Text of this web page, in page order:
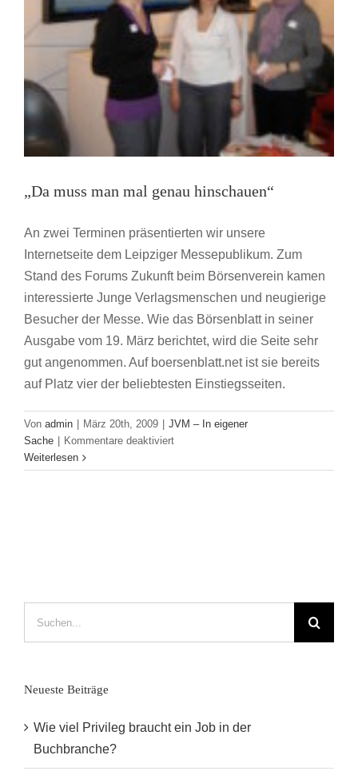
„Da muss man mal genau hinschauen“
An zwei Terminen präsentierten wir unsere
Internetseite dem Leipziger Messepublikum. Zum
Stand des Forums Zukunft beim Börsenverein kamen
interessierte Junge Verlagsmenschen und neugierige
Besucher der Messe. Wie das Börsenblatt in seiner
Ausgabe vom 19. März berichtet, wird die Seite sehr
gut angenommen. Auf boersenblatt.net ist sie bereits
auf Platz vier der beliebtesten Einstiegsseiten.
Von admin März 20th, 2009
JVM – In eigener
Sache
Kommentare deaktiviertfür
muss
Weiterlesen
Neueste Beiträge
Wie viel Privileg braucht ein Job in der
Buchbranche?